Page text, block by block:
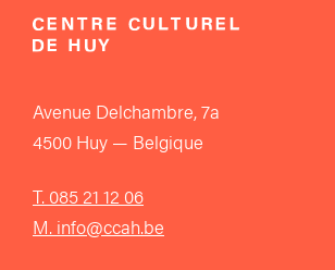
Avenue Delchambre, 7a
4500 Huy — Belgique
T. 085 21 12 06
M. info@ccah.be